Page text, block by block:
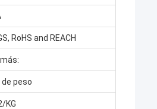
RoHS and REACH
de peso
KG